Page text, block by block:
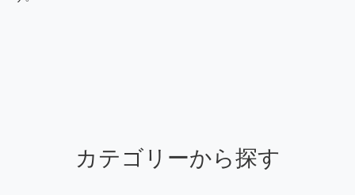
カテゴリーから探す